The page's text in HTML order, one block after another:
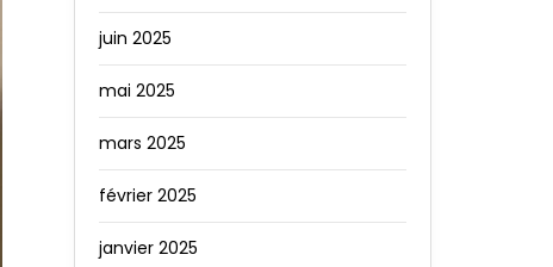
juin 2025
mai 2025
mars 2025
février 2025
janvier 2025